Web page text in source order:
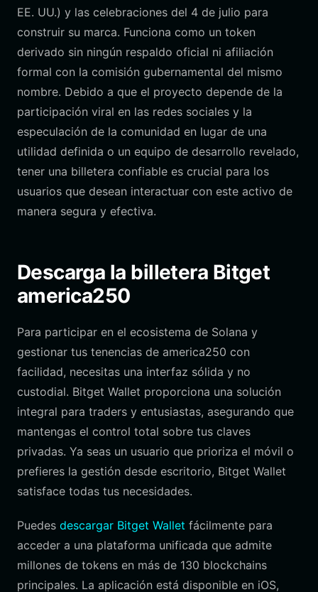
EE. UU.) y las celebraciones del 4 de julio para
construir su marca. Funciona como un token
derivado sin ningún respaldo oficial ni afiliación
formal con la comisión gubernamental del mismo
nombre. Debido a que el proyecto depende de la
participación viral en las redes sociales y la
especulación de la comunidad en lugar de una
utilidad definida o un equipo de desarrollo revelado,
tener una billetera confiable es crucial para los
usuarios que desean interactuar con este activo de
manera segura y efectiva.
Descarga la billetera Bitget
america250
Para participar en el ecosistema de Solana y
gestionar tus tenencias de america250 con
facilidad, necesitas una interfaz sólida y no
custodial. Bitget Wallet proporciona una solución
integral para traders y entusiastas, asegurando que
mantengas el control total sobre tus claves
privadas. Ya seas un usuario que prioriza el móvil o
prefieres la gestión desde escritorio, Bitget Wallet
satisface todas tus necesidades.
Puedes descargar Bitget Wallet fácilmente para
acceder a una plataforma unificada que admite
millones de tokens en más de 130 blockchains
principales. La aplicación está disponible en iOS,